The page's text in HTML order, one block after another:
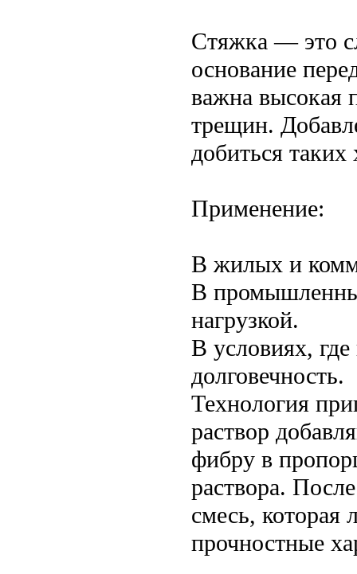
Стяжка — это
основание
важна высокая
трещин.
добиться таких
Применение:
В жилых и
В
нагрузкой.
В условиях,
долговечность.
Технология
раствор
фибру в
раствора.
смесь, которая
прочностные